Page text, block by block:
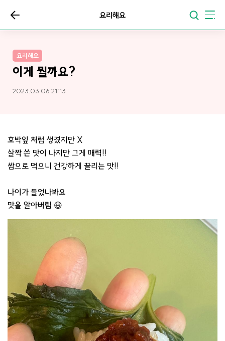
요리해요
요리해요
이게 뭘까요?
2023.03.06 21:13
호박잎 처럼 생겼지만 X
살짝 쓴 맛이 나지만 그게 매력!!
쌈으로 먹으니 건강하게 끌리는 맛!!
나이가 들었나봐요
맛을 알아버림 😃